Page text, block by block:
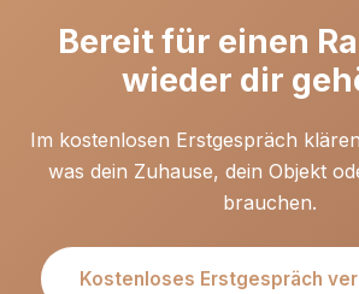
Bereit für einen
wieder dir
Im kostenlosen Erstgespräch
was dein Zuhause, dein Objekt
brauchen.
Kostenloses Erstgespräch